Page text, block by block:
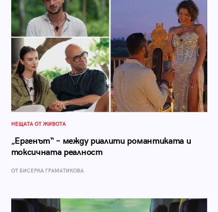
НЕЩАТА ОТ ЖИВОТА
„Ергенът“ – между риалити романтиката и
токсичната реалност
ОТ БИСЕРКА ГРАМАТИКОВА